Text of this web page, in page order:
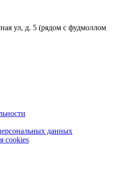
ул, д. 5 (рядом с фудмоллом
данных
cookies